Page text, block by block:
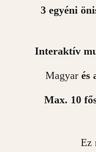
3 egyéni
Interaktív
Magyar és
Max. 10
Ez